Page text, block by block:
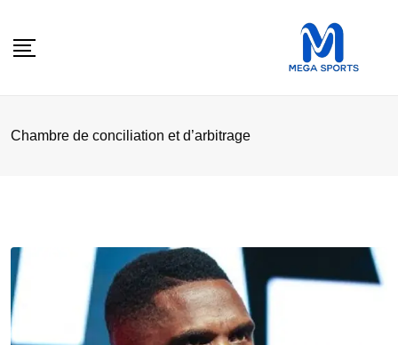
Chambre de conciliation et d’arbitrage